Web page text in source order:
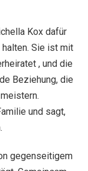
Kox dafür
Sie ist mit
, und die
Beziehung, die
und sagt,
gegenseitigem